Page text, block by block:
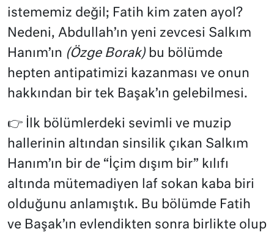
istememiz değil; Fatih kim zaten ayol?
Nedeni, Abdullah’ın yeni zevcesi Salkım
Hanım’ın (Özge Borak) bu bölümde
hepten antipatimizi kazanması ve onun
hakkından bir tek Başak’ın gelebilmesi.
👉 İlk bölümlerdeki sevimli ve muzip
hallerinin altından sinsilik çıkan Salkım
Hanım’ın bir de “İçim dışım bir” kılıfı
altında mütemadiyen laf sokan kaba biri
olduğunu anlamıştık. Bu bölümde Fatih
ve Başak’ın evlendikten sonra birlikte olup